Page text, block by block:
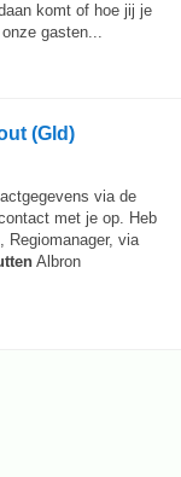
komt of hoe jij je
gasten...
(Gld)
via de
met je op. Heb
Regiomanager, via
Albron